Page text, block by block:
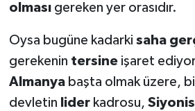
olmasıgereken yer orasıdır.
Oysa bugüne kadarki saha
gerekenin tersineişaret
Almanyabaşta olmak üzere,
devletin lider kadrosu,